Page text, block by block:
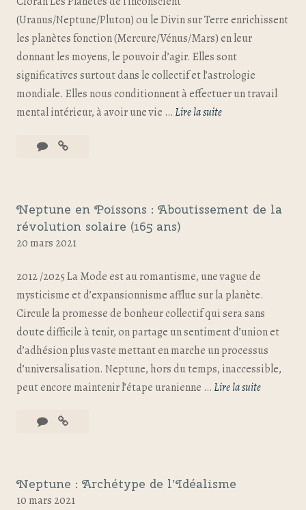
(Uranus/Neptune/Pluton) ou le Divin sur Terre enrichissent
les planètes fonction (Mercure/Vénus/Mars) en leur
donnant les moyens, le pouvoir d’agir. Elles sont
significatives surtout dans le collectif et l’astrologie
mondiale. Elles nous conditionnent à effectuer un travail
mental intérieur, à avoir une vie …Lire la suite
Neptune en Poissons : Aboutissement de la
révolution solaire (165 ans)
20 mars 2021
2012 /2025 La Mode est au romantisme, une vague de
mysticisme et d’expansionnisme afflue sur la planète.
Circule la promesse de bonheur collectif qui sera sans
doute difficile à tenir, on partage un sentiment d’union et
d’adhésion plus vaste mettant en marche un processus
d’universalisation. Neptune, hors du temps, inaccessible,
peut encore maintenir l’étape uranienne …Lire la suite
Neptune : Archétype de l’Idéalisme
10 mars 2021